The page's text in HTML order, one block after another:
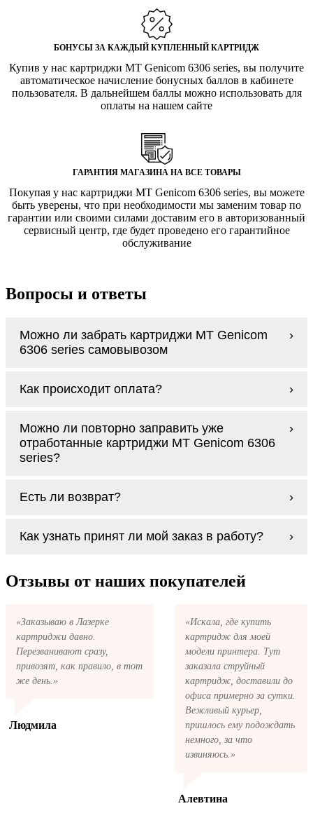
БОНУСЫ ЗА КАЖДЫЙ КУПЛЕННЫЙ КАРТРИДЖ
Купив у нас картриджи MT Genicom 6306 series, вы получите
автоматическое начисление бонусных баллов в кабинете
пользователя. В дальнейшем баллы можно использовать для
оплаты на нашем сайте
ГАРАНТИЯ МАГАЗИНА НА ВСЕ ТОВАРЫ
Покупая у нас картриджи MT Genicom 6306 series, вы можете
быть уверены, что при необходимости мы заменим товар по
гарантии или своими силами доставим его в авторизованный
сервисный центр, где будет проведено его гарантийное
обслуживание
Вопросы и ответы
Можно ли забрать картриджи MT Genicom
6306 series самовывозом
доставим заказ и сделаем это бесплатно
доставляем Вам картриджи MT Genicom
6306 series
Как происходит оплата?
series наличными курьеру при получении
заказа.
Можно ли повторно заправить уже
отработанные картриджи MT Genicom 6306
series?
процесс проще, в случае с оригиналами
В любом случае вы можете заправить
картриджи MT Genicom 6306 series. У нас
любых моделей принтеров.
Есть ли возврат?
какой-то причине вам не подошли, мы при
Как узнать принят ли мой заказ в работу?
Genicom 6306 series на указанную вами
электронную почту придёт письмо с копией
чтобы оформить доставку. Если вы не
получили письмо с копией заказа,
пожалуйста, свяжитесь с нами через сервис
обратная связь, или позвоните.
Отзывы от наших покупателей
«Заказываю в Лазерке
картриджи давно.
Перезванивают сразу,
привозят, как правило, в тот
же день.»
Людмила
«Искала, где купить
картридж для моей
модели принтера. Тут
заказала струйный
картридж, доставили до
офиса примерно за сутки.
Вежливый курьер,
пришлось ему подождать
немного, за что
извиняюсь.»
Алевтина